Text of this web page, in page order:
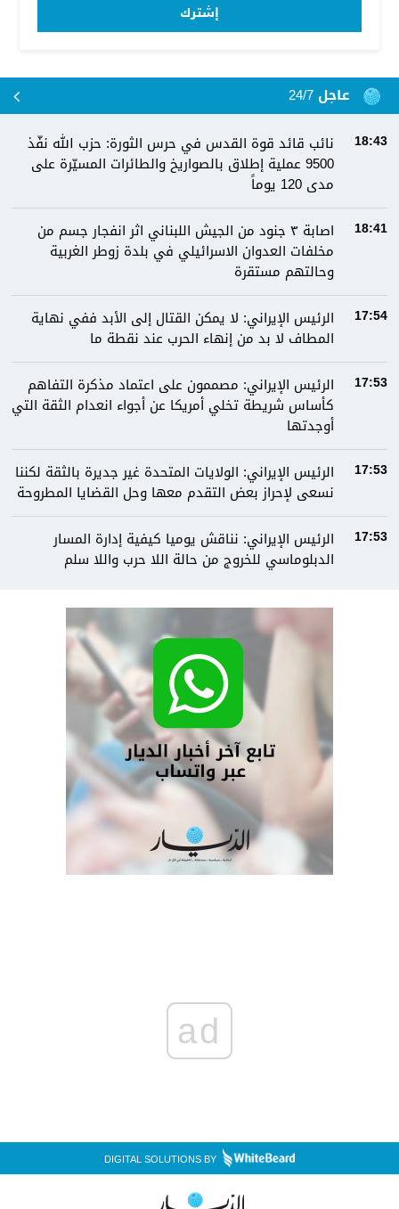
إشترك
عاجل 24/7
18:43
نائب قائد قوة القدس في حرس الثورة: حزب الله نفّذ
9500 عملية إطلاق بالصواريخ والطائرات المسيّرة على
مدى 120 يوماً
18:41
اصابة ٣ جنود من الجيش اللبناني اثر انفجار جسم من
مخلفات العدوان الاسرائيلي في بلدة زوطر الغربية
وحالتهم مستقرة
17:54
الرئيس الإيراني: لا يمكن القتال إلى الأبد ففي نهاية
المطاف لا بد من إنهاء الحرب عند نقطة ما
17:53
الرئيس الإيراني: مصممون على اعتماد مذكرة التفاهم
كأساس شريطة تخلي أمريكا عن أجواء انعدام الثقة التي
أوجدتها
17:53
الرئيس الإيراني: الولايات المتحدة غير جديرة بالثقة لكننا
نسعى لإحراز بعض التقدم معها وحل القضايا المطروحة
17:53
الرئيس الإيراني: نناقش يوميا كيفية إدارة المسار
الدبلوماسي للخروج من حالة اللا حرب واللا سلم
ad
DIGITAL SOLUTIONS BY